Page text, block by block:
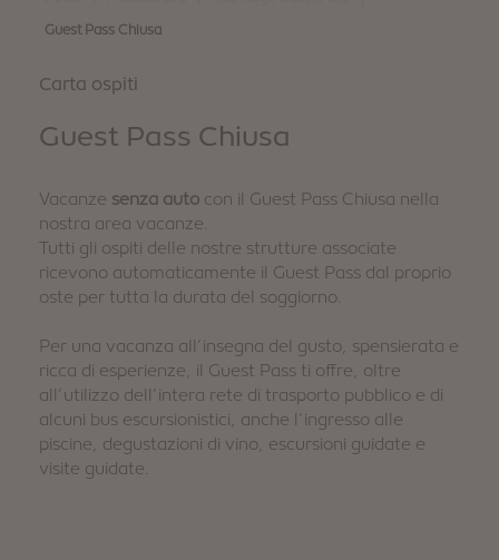
Guest Pass Chiusa
Carta ospiti
Guest Pass Chiusa
Vacanze senza auto con il Guest Pass Chiusa nella
nostra area vacanze.
Tutti gli ospiti delle nostre strutture associate
ricevono automaticamente il Guest Pass dal proprio
oste per tutta la durata del soggiorno.
Per una vacanza all’insegna del gusto, spensierata e
ricca di esperienze, il Guest Pass ti offre, oltre
all’utilizzo dell’intera rete di trasporto pubblico e di
alcuni bus escursionistici, anche l’ingresso alle
piscine, degustazioni di vino, escursioni guidate e
visite guidate.